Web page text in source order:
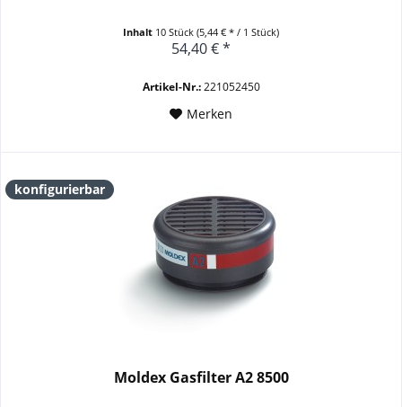
Inhalt 10 Stück(5,44 € * / 1 Stück)
54,40 € *
Artikel-Nr.:221052450
Merken
konfigurierbar
Moldex Gasfilter A2 8500